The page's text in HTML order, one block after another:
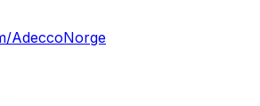
AdeccoNorge